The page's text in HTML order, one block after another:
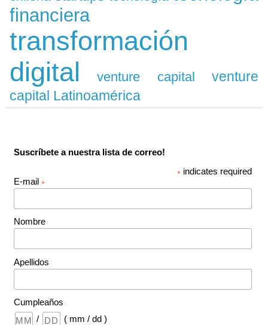
financiera
transformación
digital
venture capital
venture
capital Latinoamérica
Suscríbete a nuestra lista de correo!
* indicates required
E-mail *
Nombre
Apellidos
Cumpleaños
/
( mm / dd )